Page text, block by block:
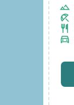
terrain
beach_access
restaurant
directions_car